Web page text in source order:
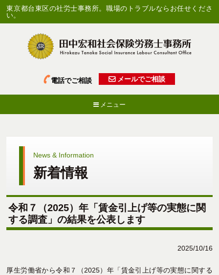
東京都台東区の社労士事務所。職場のトラブルならお任せくださ
い。
電話でご相談 メールでご相談
メニュー
News & Information
新着情報
令和７（2025）年「賃金引上げ等の実態に関
する調査」の結果を公表します
2025/10/16
厚生労働省から令和７（2025）年「賃金引上げ等の実態に関する